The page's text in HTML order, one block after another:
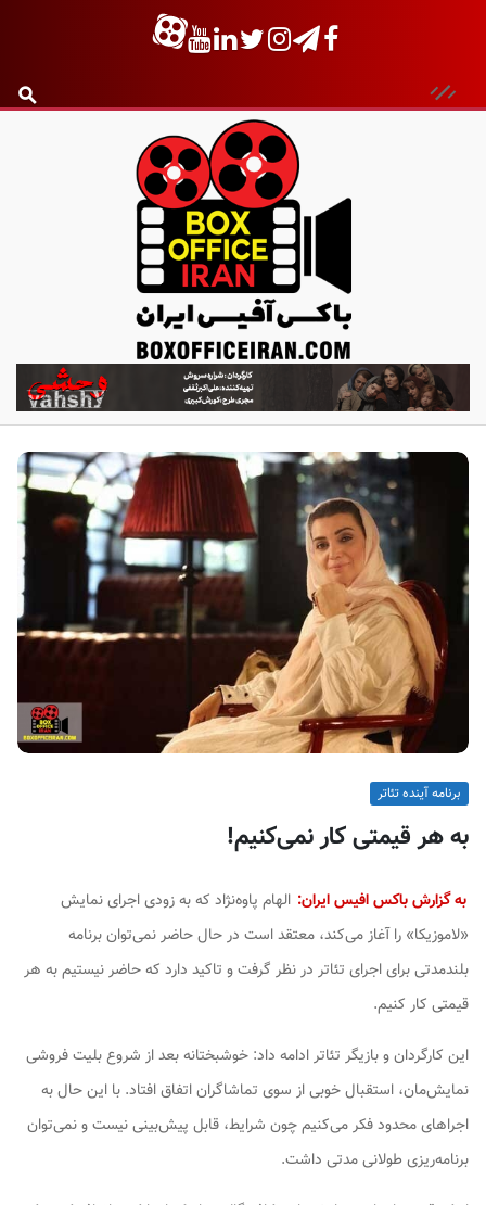
ب
ا
ک
س
آ
ف
ی
س
ا
ی
ر
ا
ن
برنامه آینده تئاتر
به هر قیمتی کار نمی‌کنیم!
به گزارش باکس افیس ایران:الهام پاوه‌نژاد که به زودی اجرای نمایش
«لاموزیکا» را آغاز می‌کند، معتقد است در حال حاضر نمی‌توان برنامه
بلندمدتی برای اجرای تئاتر در نظر گرفت و تاکید دارد که حاضر نیستیم به هر
قیمتی کار کنیم.
این کارگردان و بازیگر تئاتر ادامه داد: خوشبختانه بعد از شروع بلیت فروشی
نمایش‌مان، استقبال خوبی از سوی تماشاگران اتفاق افتاد. با این حال به
اجراهای محدود فکر می‌کنیم چون شرایط، قابل پیش‌بینی نیست و نمی‌توان
برنامه‌ریزی طولانی مدتی داشت.